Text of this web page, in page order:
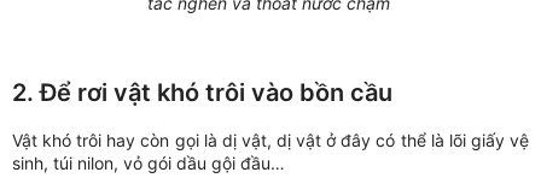
2. Để rơi vật khó trôi vào bồn cầu
Vật khó trôi hay còn gọi là dị vật, dị vật ở đây có thể là lõi giấy vệ
sinh, túi nilon, vỏ gói dầu gội đầu…